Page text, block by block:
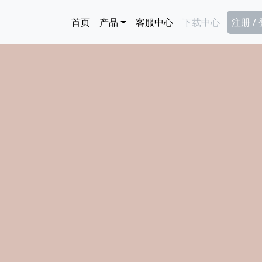
Main navigation
首页 产品 客服中心 下载中心 注册 /